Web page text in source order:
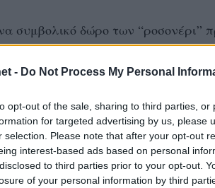
- Do Not Process My Personal
opt-out of the sale, sharing to third parties,
for targeted advertising by us, please
selection. Please note that after your opt-out
interest-based ads based on personal
to third parties prior to your opt-out.
of your personal information by third
συμβολικό δώρο των “ροσονέρι”
αποτέλεσε το… κερασάκι
με τα σκαμπανεβάσματα που
του γενέθλια. Απέναντι σε
παίκτες, μετά από κάποιο
τόνισε ο Ντονάς, που στη
και ΠΑΟΚ.